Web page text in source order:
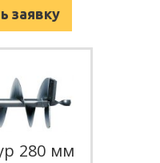
заявку
280 мм